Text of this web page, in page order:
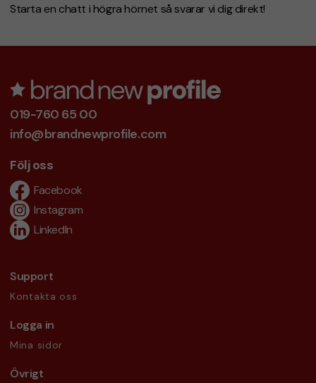
Starta en chatt i högra hörnet så svarar vi dig direkt!
019-760 65 00
info@brandnewprofile.com
Följ oss
Facebook
Instagram
LinkedIn
Support
Kontakta oss
Logga in
Mina sidor
Övrigt